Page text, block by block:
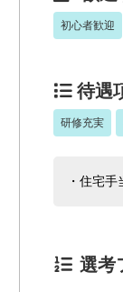
初心者歓迎
待遇
研修充実
・住宅手
選考